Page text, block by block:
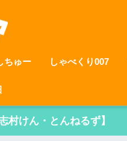
ちゅー しゃべくり007
村けん・とんねるず】